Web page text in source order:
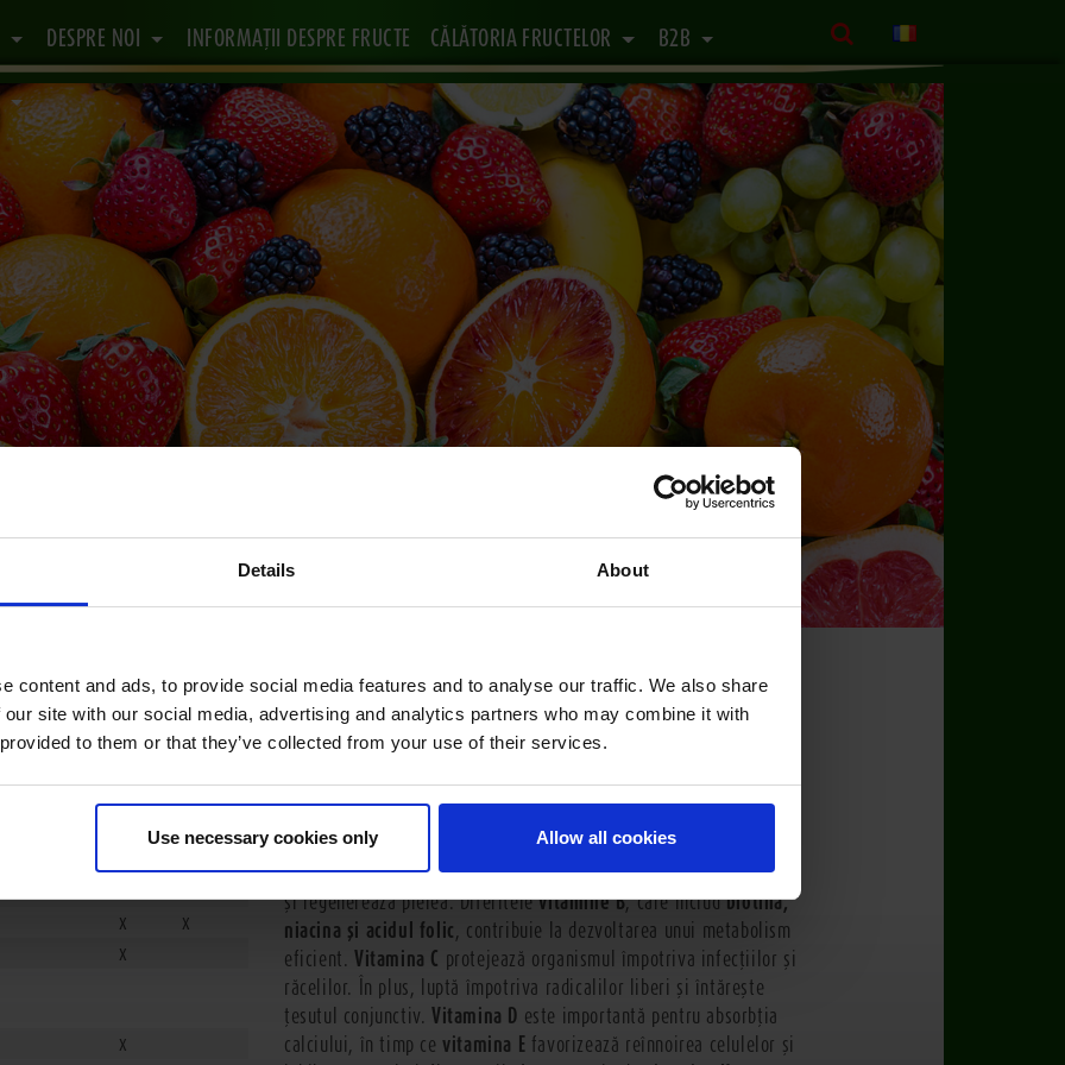
Details About
content and ads, to provide social media features and to analyse our traffic. We also share
site with our social media, advertising and analytics partners who may combine it with
to them or that they’ve collected from your use of their services.
Use necessary cookies only Allow all cookies
DESPRE NOI INFORMAŢII DESPRE FRUCTE CĂLĂTORIA FRUCTELOR B2B
Ce vitamine conțin diferite fructe?
Vitamina E Biotina Vitamina K Acidul folic Niacina
x
x
x x x
x
x
x
x
mintea. Acestea sunt elemente nutritive esenţiale pentru oameni!
Vitamina Aîmbunătăţeşte vederea, favorizează creşterea celulară
şi regenerează pielea. Diferitelevitamine B, care includbiotina,
niacina şi acidul folic, contribuie la dezvoltarea unui metabolism
eficient. Vitamina C protejează organismul împotriva infecţiilor şi
răcelilor. În plus, luptă împotriva radicalilor liberi şi întăreşte
ţesutul conjunctiv. Vitamina D este importantă pentru absorbţia
calciului, în timp cevitamina E favorizează reînnoirea celulelor şi